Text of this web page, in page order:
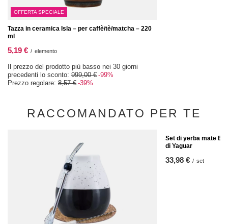
OFFERTA SPECIALE
Tazza in ceramica Isla – per caffè/tè/matcha – 220
ml
5,19 € / elemento
Il prezzo del prodotto più basso nei 30 giorni
precedenti lo sconto: 999,00 € -99%
Prezzo regolare: 8,57 € -39%
RACCOMANDATO PER TE
Set di yerba mate
di Yaguar
33,98 € / set